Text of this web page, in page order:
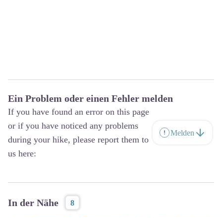
Ein Problem oder einen Fehler melden
If you have found an error on this page
or if you have noticed any problems
during your hike, please report them to
us here:
Melden
In der Nähe 8